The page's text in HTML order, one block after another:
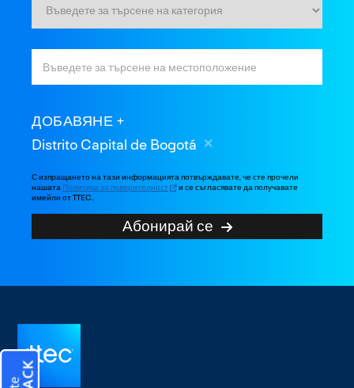
ДОБАВЯНЕ
Distrito Capital de Bogotá
С изпращането на тази информацията потвърждавате, че сте прочели
нашата Политика за поверителност
и се съгласявате да получавате
имейли от TTEC.
Абонирай се